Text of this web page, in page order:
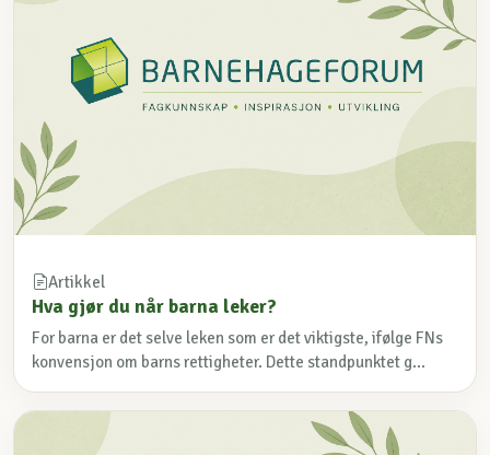
Artikkel
Hva gjør du når barna leker?
For barna er det selve leken som er det viktigste, ifølge FNs
konvensjon om barns rettigheter. Dette standpunktet g...